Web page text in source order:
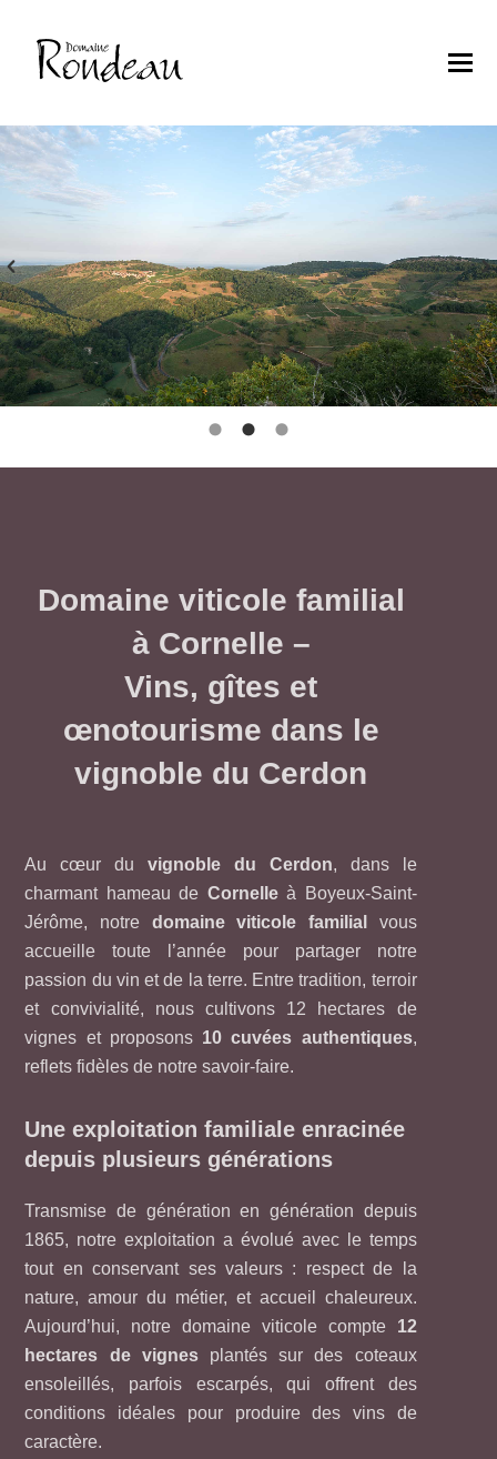
Domaine viticole familial
à Cornelle –
Vins, gîtes et
œnotourisme dans le
vignoble du Cerdon
Au cœur duvignoble du Cerdon, dans le
charmant hameau de Cornelleà Boyeux-Saint-
Jérôme, notre domaine viticole familial
vous
accueille toute l’année pour partager notre
passion du vin et de la terre. Entre tradition, terroir
et convivialité, nous cultivons 12 hectares de
vignes et proposons 10 cuvées authentiques,
reflets fidèles de notre savoir-faire.
Une exploitation familiale enracinée
depuis plusieurs générations
Transmise de génération en génération depuis
1865, notre exploitation a évolué avec le temps
tout en conservant ses valeurs : respect de la
nature, amour du métier, et accueil chaleureux.
Aujourd’hui, notre domaine viticole compte 12
hectares de vignesplantés sur des coteaux
ensoleillés, parfois escarpés, qui offrent des
conditions idéales pour produire des vins de
caractère.